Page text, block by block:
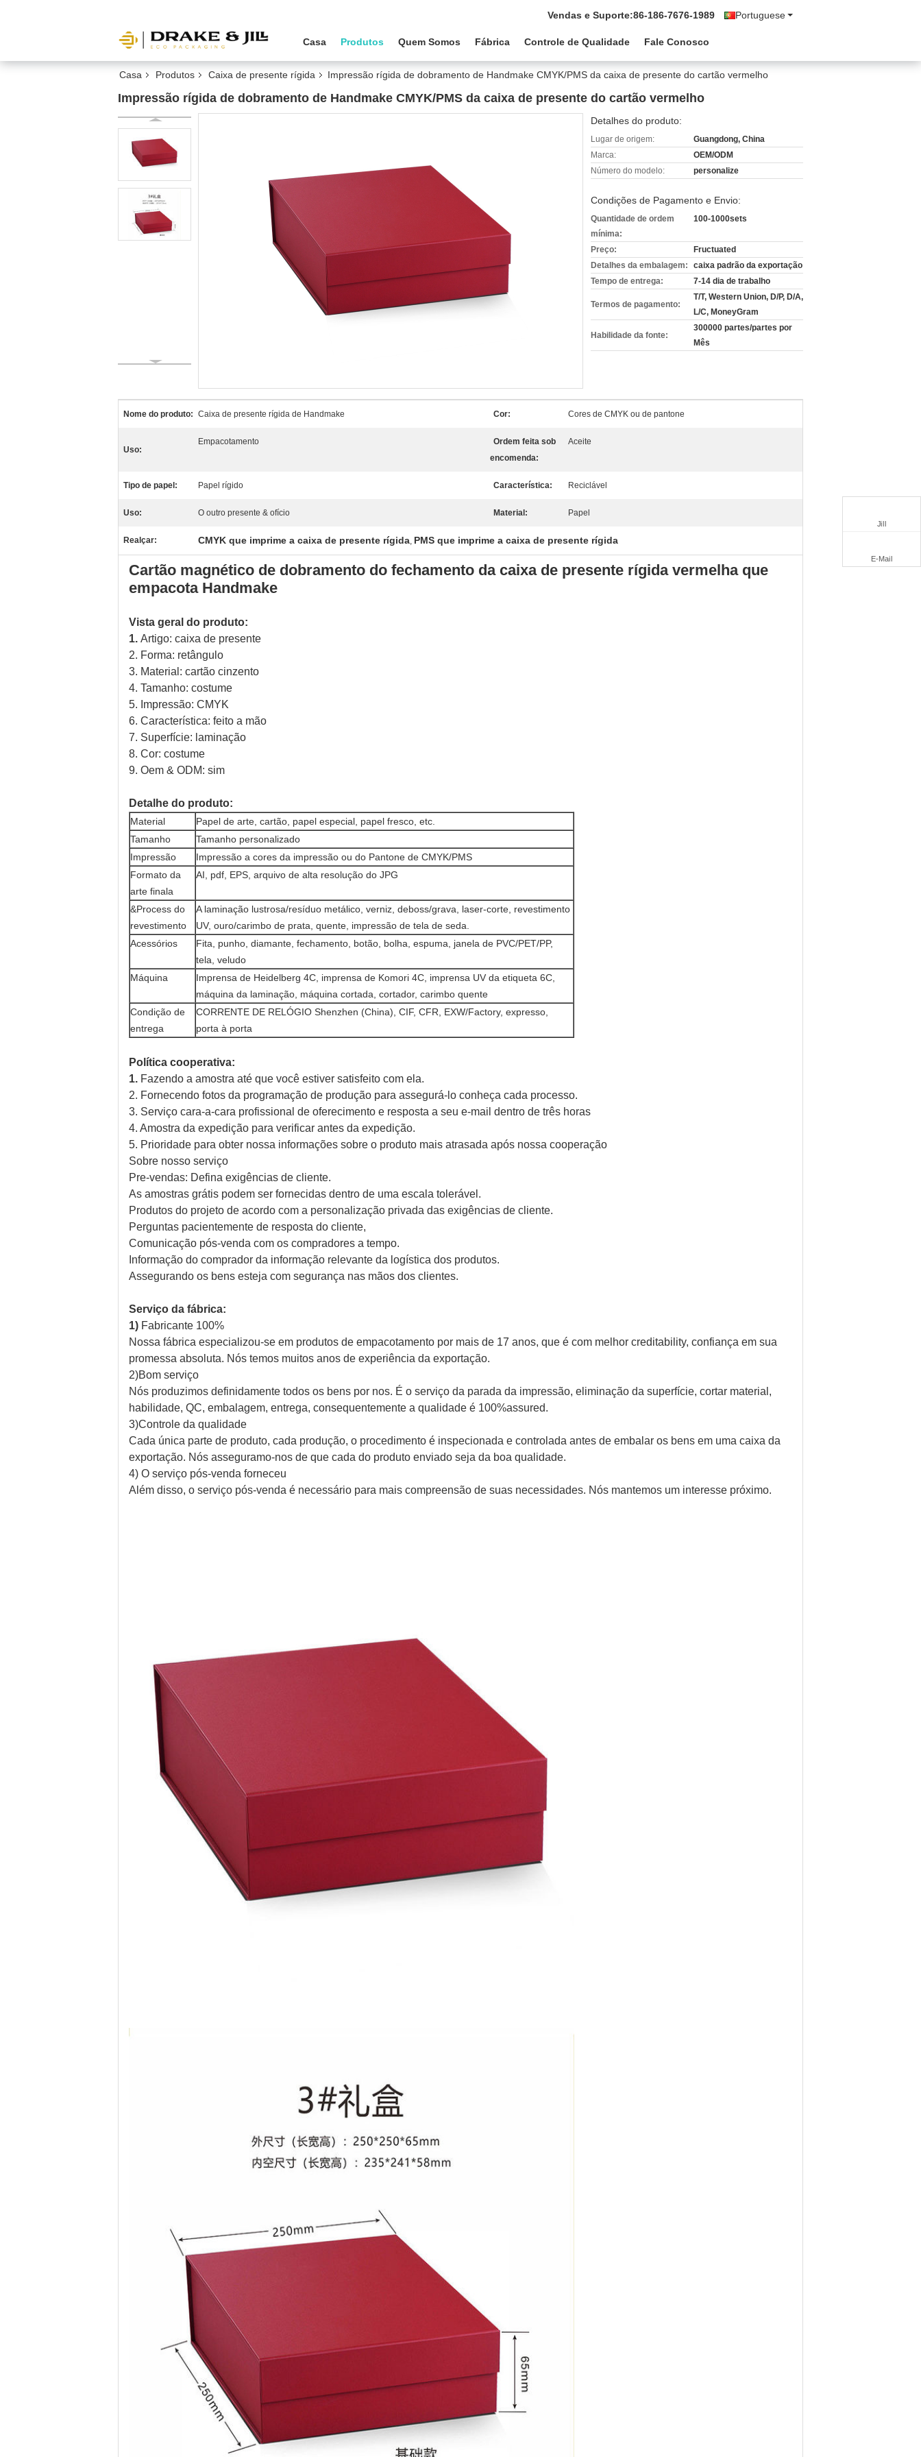
Jill
E-Mail
Portuguese
Vendas e Suporte:86-186-7676-1989
Casa Produtos Quem Somos Fábrica Controle de Qualidade Fale Conosco
Casa Produtos Caixa de presente rígida Impressão rígida de dobramento de Handmake CMYK/PMS da caixa de presente do cartão vermelho
Impressão rígida de dobramento de Handmake CMYK/PMS da caixa de presente do cartão vermelho
Detalhes do produto:
Lugar de origem:
Guangdong, China
Marca:
OEM/ODM
Número do modelo:
personalize
Condições de Pagamento e Envio:
Quantidade de ordem
mínima:
100-1000sets
Preço:
Fructuated
Detalhes da embalagem:
caixa padrão da exportação
Tempo de entrega:
7-14 dia de trabalho
Termos de pagamento:
T/T, Western Union, D/P, D/A,
L/C, MoneyGram
Habilidade da fonte:
300000 partes/partes por
Mês
Nome do produto: Caixa de presente rígida de Handmake Cor: Cores de CMYK ou de pantone
Uso:
Empacotamento
Ordem feita sob
encomenda:
Aceite
Tipo de papel: Papel rígido Característica: Reciclável
Uso: O outro presente & ofício Material: Papel
Realçar: CMYK que imprime a caixa de presente rígida, PMS que imprime a caixa de presente rígida
Cartão magnético de dobramento do fechamento da caixa de presente rígida vermelha que
empacota Handmake
Vista geral do produto:
1. Artigo: caixa de presente
2. Forma: retângulo
3. Material: cartão cinzento
4. Tamanho: costume
5. Impressão: CMYK
6. Característica: feito a mão
7. Superfície: laminação
8. Cor: costume
9. Oem & ODM: sim
Detalhe do produto:
Material
Papel de arte, cartão, papel especial, papel fresco, etc.
Tamanho
Tamanho personalizado
Impressão
Impressão a cores da impressão ou do Pantone de CMYK/PMS
Formato da
arte finala
AI, pdf, EPS, arquivo de alta resolução do JPG
&Process do
revestimento
A laminação lustrosa/resíduo metálico, verniz, deboss/grava, laser-corte, revestimento
UV, ouro/carimbo de prata, quente, impressão de tela de seda.
Acessórios
Fita, punho, diamante, fechamento, botão, bolha, espuma, janela de PVC/PET/PP,
tela, veludo
Máquina
Imprensa de Heidelberg 4C, imprensa de Komori 4C, imprensa UV da etiqueta 6C,
máquina da laminação, máquina cortada, cortador, carimbo quente
Condição de
entrega
CORRENTE DE RELÓGIO Shenzhen (China), CIF, CFR, EXW/Factory, expresso,
porta à porta
Política cooperativa:
1. Fazendo a amostra até que você estiver satisfeito com ela.
2. Fornecendo fotos da programação de produção para assegurá-lo conheça cada processo.
3. Serviço cara-a-cara profissional de oferecimento e resposta a seu e-mail dentro de três horas
4. Amostra da expedição para verificar antes da expedição.
5. Prioridade para obter nossa informações sobre o produto mais atrasada após nossa cooperação
Sobre nosso serviço
Pre-vendas: Defina exigências de cliente.
As amostras grátis podem ser fornecidas dentro de uma escala tolerável.
Produtos do projeto de acordo com a personalização privada das exigências de cliente.
Perguntas pacientemente de resposta do cliente,
Comunicação pós-venda com os compradores a tempo.
Informação do comprador da informação relevante da logística dos produtos.
Assegurando os bens esteja com segurança nas mãos dos clientes.
Serviço da fábrica:
1) Fabricante 100%
Nossa fábrica especializou-se em produtos de empacotamento por mais de 17 anos, que é com melhor creditability, confiança em sua
promessa absoluta. Nós temos muitos anos de experiência da exportação.
2)Bom serviço
Nós produzimos definidamente todos os bens por nos. É o serviço da parada da impressão, eliminação da superfície, cortar material,
habilidade, QC, embalagem, entrega, consequentemente a qualidade é 100%assured.
3)Controle da qualidade
Cada única parte de produto, cada produção, o procedimento é inspecionada e controlada antes de embalar os bens em uma caixa da
exportação. Nós asseguramo-nos de que cada do produto enviado seja da boa qualidade.
4) O serviço pós-venda forneceu
Além disso, o serviço pós-venda é necessário para mais compreensão de suas necessidades. Nós mantemos um interesse próximo.